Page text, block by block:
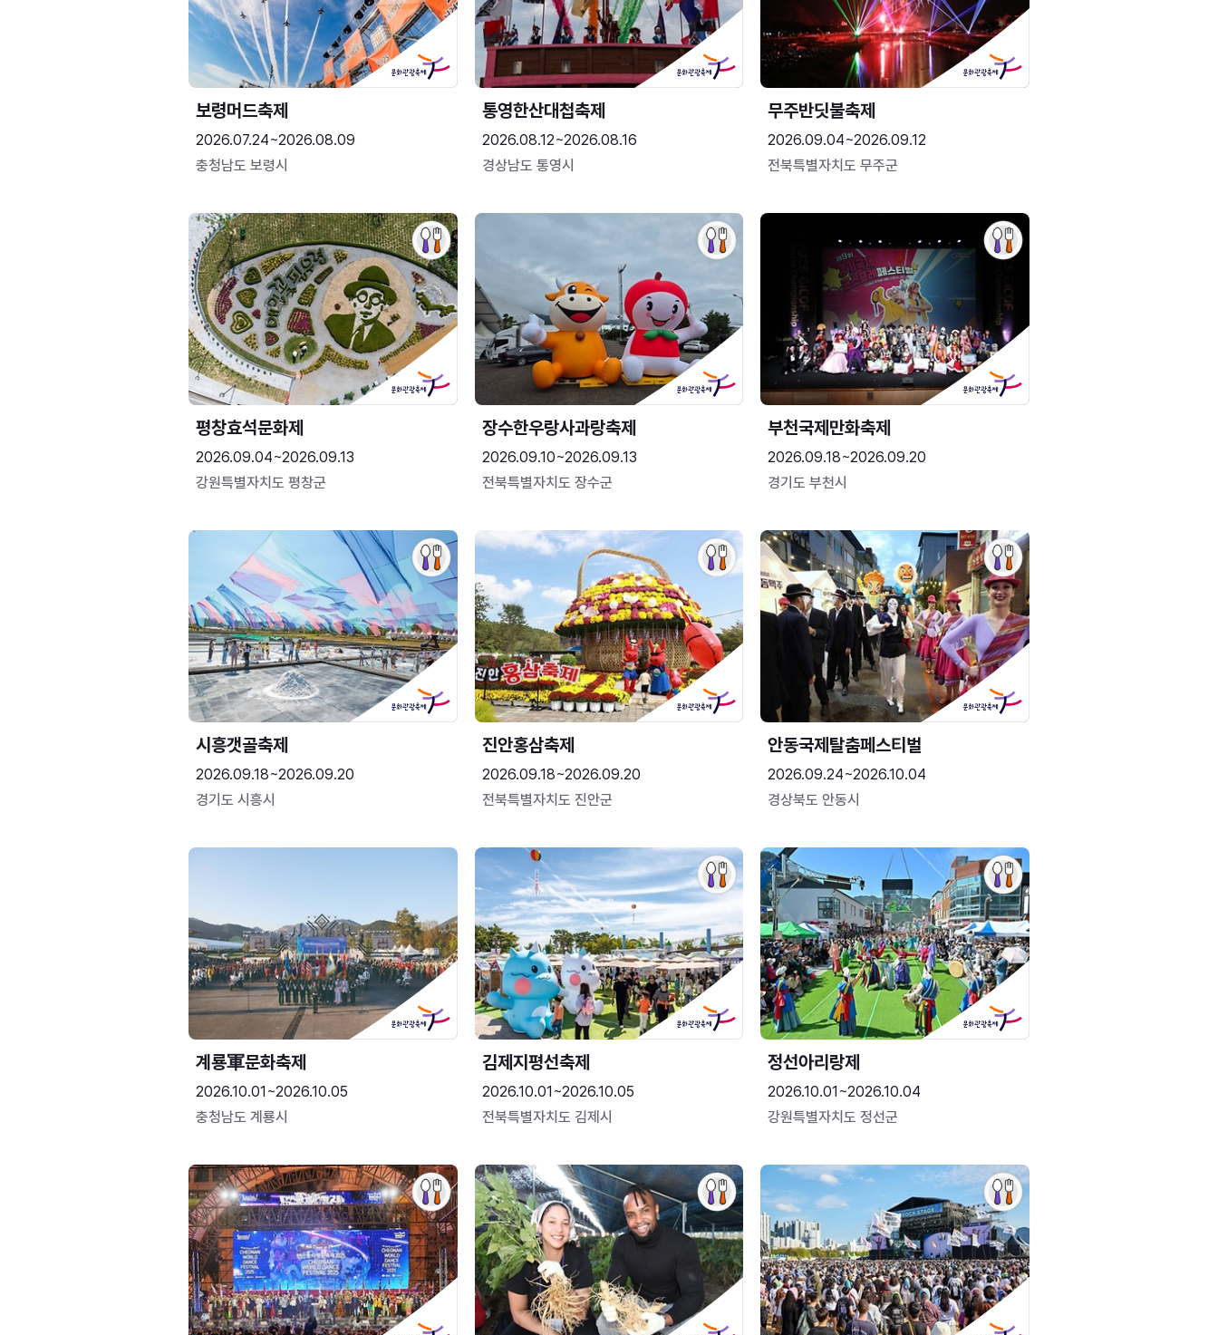
보령머드축제
2026.07.24~2026.08.09
충청남도 보령시
통영한산대첩축제
2026.08.12~2026.08.16
경상남도 통영시
무주반딧불축제
2026.09.04~2026.09.12
전북특별자치도 무주군
평창효석문화제
2026.09.04~2026.09.13
강원특별자치도 평창군
장수한우랑사과랑축제
2026.09.10~2026.09.13
전북특별자치도 장수군
부천국제만화축제
2026.09.18~2026.09.20
경기도 부천시
시흥갯골축제
2026.09.18~2026.09.20
경기도 시흥시
진안홍삼축제
2026.09.18~2026.09.20
전북특별자치도 진안군
안동국제탈춤페스티벌
2026.09.24~2026.10.04
경상북도 안동시
2026.10.01~2026.10.05
충청남도 계룡시
김제지평선축제
2026.10.01~2026.10.05
전북특별자치도 김제시
정선아리랑제
2026.10.01~2026.10.04
강원특별자치도 정선군